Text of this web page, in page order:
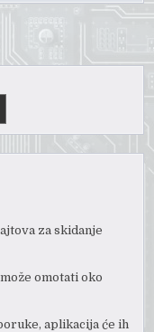
za skidanje
omotati oko
aplikacija će ih